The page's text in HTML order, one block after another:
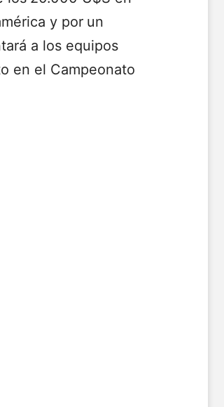
y por un
a los equipos
en el Campeonato